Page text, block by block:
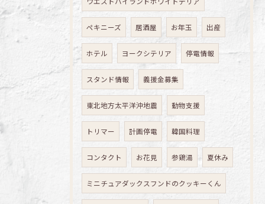
ペキニーズ 居酒屋 お年玉 出産
ホテル ヨークシテリア 停電情報
スタンド情報 義援金募集
東北地方太平洋沖地震 動物支援
トリマー 計画停電 韓国料理
コンタクト お花見 参鶏湯 夏休み
ミニチュアダックスフンドのクッキーくん